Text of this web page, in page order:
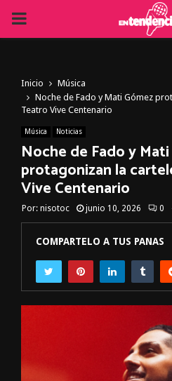
PRIMARY
Inicio
Música
Noche de Fado y Mati Gómez
Teatro Vive Centenario
Música Noticias
Noche de Fado y
protagonizan la
Vive Centenario
Por: nisotoc junio 10, 2026 0
COMPARTELO A TUS PANAS